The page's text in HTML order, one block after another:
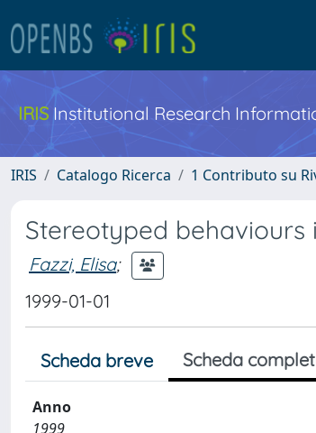
IRIS Institutional Research
IRIS Catalogo Ricerca 1 Contributo su
Stereotyped behaviours
Fazzi, Elisa;
1999-01-01
Scheda breve Scheda
Anno
1999